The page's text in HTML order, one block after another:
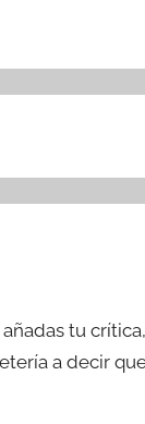
tu
a decir